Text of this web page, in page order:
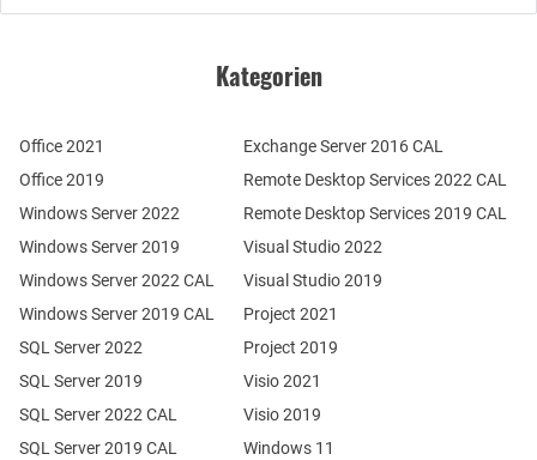
Kategorien
Office 2021
Office 2019
Windows Server 2022
Windows Server 2019
SQL Server 2022
SQL Server 2019
Windows Server 2022 CAL
Windows Server 2019 CAL
SQL Server 2022 CAL
SQL Server 2019 CAL
Remote Desktop Services 2022 CAL
Remote Desktop Services 2019 CAL
Exchange Server 2016 CAL
Visual Studio 2022
Visual Studio 2019
Project 2021
Project 2019
Visio 2021
Visio 2019
Windows 11